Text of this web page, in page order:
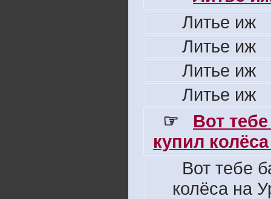
Литье иж
Литье иж
Литье иж
Литье иж
☞
Вот
купил
Вот тебе
колёса на